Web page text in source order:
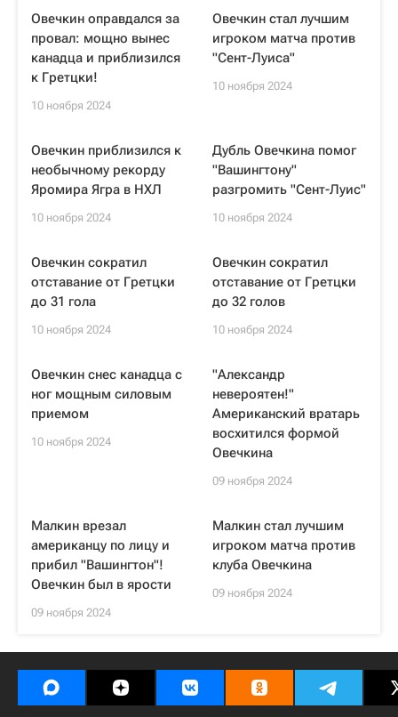
Овечкин оправдался за
провал: мощно вынес
канадца и приблизился
к Гретцки!
10 ноября 2024
Овечкин стал лучшим
игроком матча против
"Сент-Луиса"
10 ноября 2024
Овечкин приблизился к
необычному рекорду
Яромира Ягра в НХЛ
10 ноября 2024
Дубль Овечкина помог
"Вашингтону"
разгромить "Сент-Луис"
10 ноября 2024
Овечкин сократил
отставание от Гретцки
до 31 гола
10 ноября 2024
Овечкин сократил
отставание от Гретцки
до 32 голов
10 ноября 2024
Овечкин снес канадца с
ног мощным силовым
приемом
10 ноября 2024
"Александр
невероятен!"
Американский вратарь
восхитился формой
Овечкина
09 ноября 2024
Малкин врезал
американцу по лицу и
прибил "Вашингтон"!
Овечкин был в ярости
09 ноября 2024
Малкин стал лучшим
игроком матча против
клуба Овечкина
09 ноября 2024